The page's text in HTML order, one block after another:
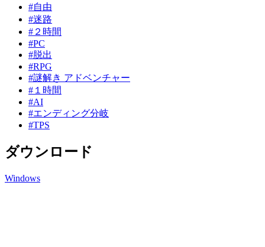
#自由
#迷路
#２時間
#PC
#脱出
#RPG
#謎解き アドベンチャー
#１時間
#AI
#エンディング分岐
#TPS
ダウンロード
Windows